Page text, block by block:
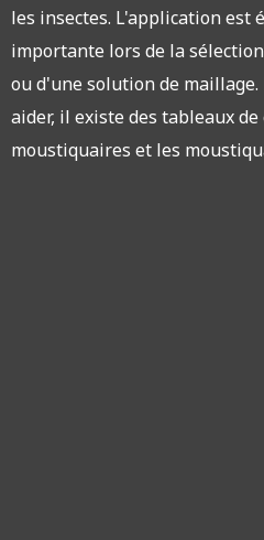
les insectes. L'application est
importante lors de la
ou d'une solution de maillage.
aider, il existe des tableaux
moustiquaires et les